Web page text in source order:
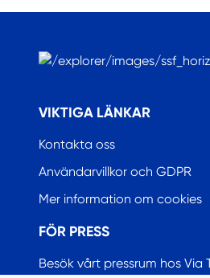
VIKTIGA LÄNKAR
Kontakta oss
Användarvillkor och GDPR
Mer information om cookies
FÖR PRESS
Besök vårt pressrum hos Via